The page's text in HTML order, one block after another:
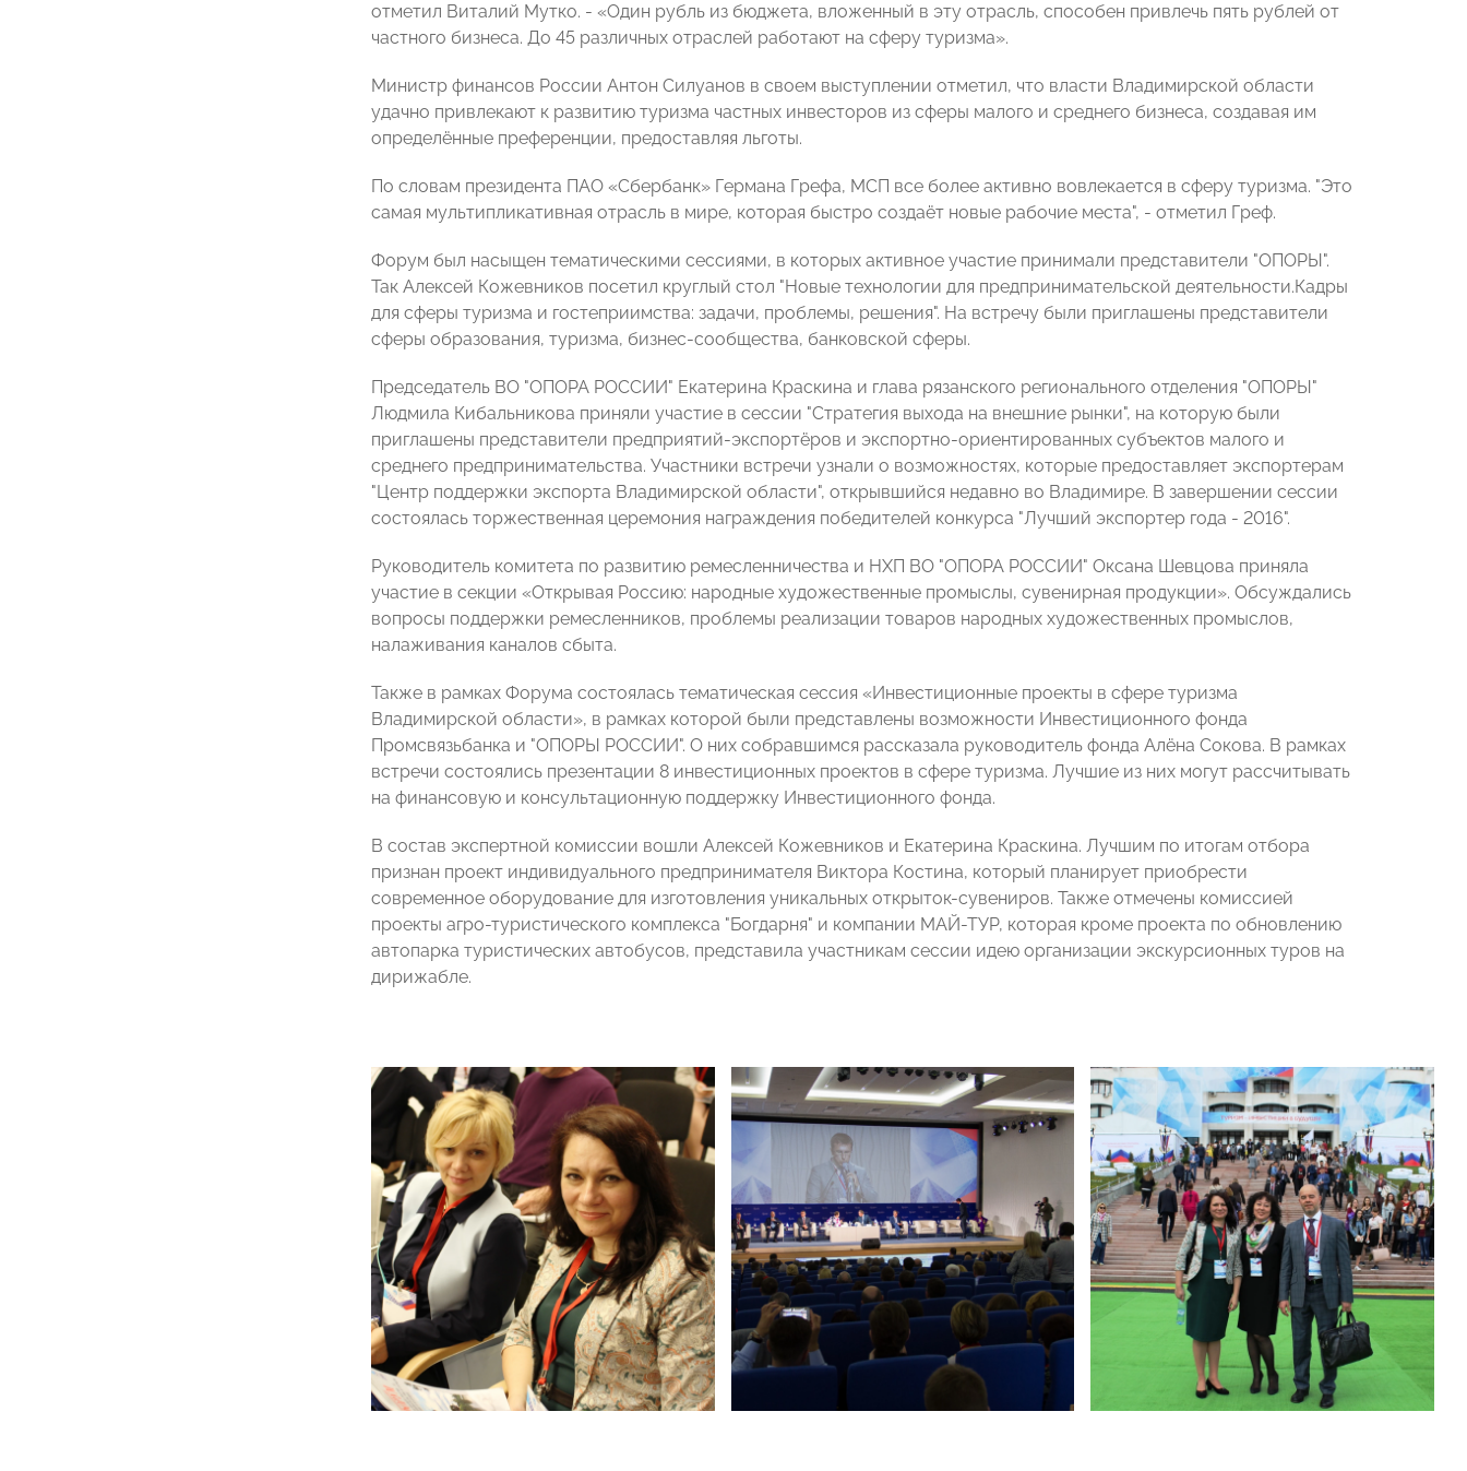
отметил Виталий Мутко. - «Один рубль из бюджета, вложенный в эту отрасль, способен привлечь пять рублей от
частного бизнеса. До 45 различных отраслей работают на сферу туризма».
Министр финансов России Антон Силуанов в своем выступлении отметил, что власти Владимирской области
удачно привлекают к развитию туризма частных инвесторов из сферы малого и среднего бизнеса, создавая им
определённые преференции, предоставляя льготы.
По словам президента ПАО «Сбербанк» Германа Грефа, МСП все более активно вовлекается в сферу туризма. "Это
самая мультипликативная отрасль в мире, которая быстро создаёт новые рабочие места", - отметил Греф.
Форум был насыщен тематическими сессиями, в которых активное участие принимали представители "ОПОРЫ".
Так Алексей Кожевников посетил круглый стол "Новые технологии для предпринимательской деятельности.Кадры
для сферы туризма и гостеприимства: задачи, проблемы, решения". На встречу были приглашены представители
сферы образования, туризма, бизнес-сообщества, банковской сферы.
Председатель ВО "ОПОРА РОССИИ" Екатерина Краскина и глава рязанского регионального отделения "ОПОРЫ"
Людмила Кибальникова приняли участие в сессии "Стратегия выхода на внешние рынки", на которую были
приглашены представители предприятий-экспортёров и экспортно-ориентированных субъектов малого и
среднего предпринимательства. Участники встречи узнали о возможностях, которые предоставляет экспортерам
"Центр поддержки экспорта Владимирской области", открывшийся недавно во Владимире. В завершении сессии
состоялась торжественная церемония награждения победителей конкурса "Лучший экспортер года - 2016".
Руководитель комитета по развитию ремесленничества и НХП ВО "ОПОРА РОССИИ" Оксана Шевцова приняла
участие в секции «Открывая Россию: народные художественные промыслы, сувенирная продукции». Обсуждались
вопросы поддержки ремесленников, проблемы реализации товаров народных художественных промыслов,
налаживания каналов сбыта.
Также в рамках Форума состоялась тематическая сессия «Инвестиционные проекты в сфере туризма
Владимирской области», в рамках которой были представлены возможности Инвестиционного фонда
Промсвязьбанка и "ОПОРЫ РОССИИ". О них собравшимся рассказала руководитель фонда Алёна Сокова. В рамках
встречи состоялись презентации 8 инвестиционных проектов в сфере туризма. Лучшие из них могут рассчитывать
на финансовую и консультационную поддержку Инвестиционного фонда.
В состав экспертной комиссии вошли Алексей Кожевников и Екатерина Краскина. Лучшим по итогам отбора
признан проект индивидуального предпринимателя Виктора Костина, который планирует приобрести
современное оборудование для изготовления уникальных открыток-сувениров. Также отмечены комиссией
проекты агро-туристического комплекса "Богдарня" и компании МАЙ-ТУР, которая кроме проекта по обновлению
автопарка туристических автобусов, представила участникам сессии идею организации экскурсионных туров на
дирижабле.